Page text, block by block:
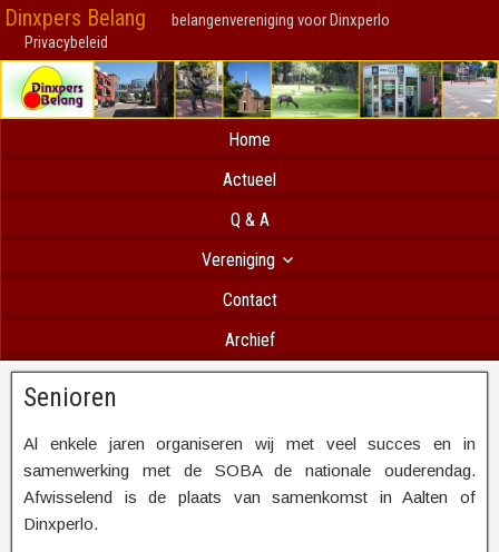
Dinxpers Belang belangenvereniging voor Dinxperlo
Privacybeleid
Home
Actueel
Q & A
Vereniging
Contact
Archief
Senioren
Al enkele jaren organiseren wij met veel succes en in
samenwerking met de SOBA de nationale ouderendag.
Afwisselend is de plaats van samenkomst in Aalten of
Dinxperlo.